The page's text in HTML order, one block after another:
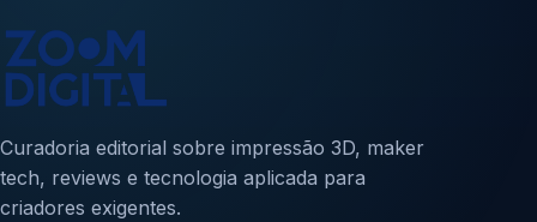
Curadoria editorial sobre impressão 3D, maker
tech, reviews e tecnologia aplicada para
criadores exigentes.